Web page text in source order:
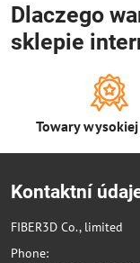
Dlaczego
sklepie
Towary
Kontaktní
FIBER3D Co., limited
Phone: